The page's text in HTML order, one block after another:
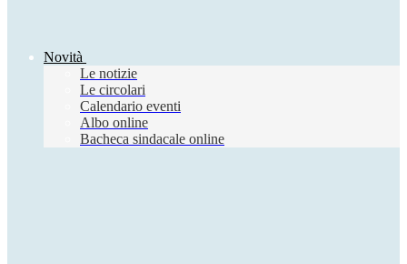
Novità
Le notizie
Le circolari
Calendario eventi
Albo online
Bacheca sindacale online